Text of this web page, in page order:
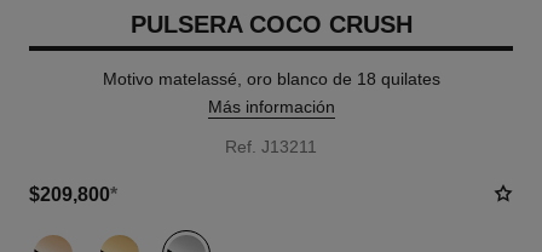
PULSERA COCO CRUSH
Motivo matelassé, oro blanco de 18 quilates
Más información
Ref. J13211
$209,800*
variante (3)